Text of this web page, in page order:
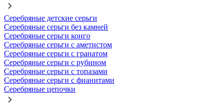
Серебряные детские серьги
Серебряные серьги без камней
Серебряные серьги конго
Серебряные серьги с аметистом
Серебряные серьги с гранатом
Серебряные серьги с рубином
Серебряные серьги с топазами
Серебряные серьги с фианитами
Серебряные цепочки